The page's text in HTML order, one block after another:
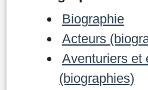
Biographie
Acteurs
Aventuriers et
(biographies)